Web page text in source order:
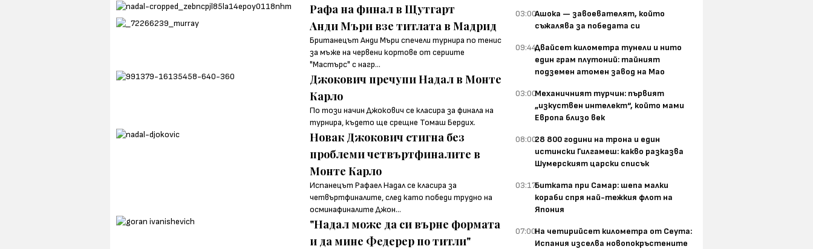
Рафа на финал в Щутгарт
Анди Мъри взе титлата в Мадрид
Британецът Анди Мъри спечели турнира по тенис
за мъже на червени кoртове от сериите
"Мастърс" с нагр...
Джокович пречупи Надал в Монте
Карло
По този начин Джокович се класира за финала на
турнира, където ще срещне Томаш Бердих.
Новак Джокович стигна без
проблеми четвъртфиналите в
Монте Карло
Испанецът Рафаел Надал се класира за
четвъртфиналите, след като победи трудно на
осминафиналите Джон...
"Надал може да си върне формата
и да мине Федерер по титли"
03:00Ашока — завоевателят, който
съжалява за победата си
09:44Двайсет километра тунели и нито
един грам плутоний: тайният
подземен атомен завод на Мао
03:00Механичният турчин: първият
„изкуствен интелект“, който мами
Европа близо век
08:0028 800 години на трона и един
истински Гилгамеш: какво разказва
Шумерският царски списък
03:17Битката при Самар: шепа малки
кораби спря най-тежкия флот на
Япония
07:00На четирийсет километра от Сеута:
Испания изселва новопокръстените